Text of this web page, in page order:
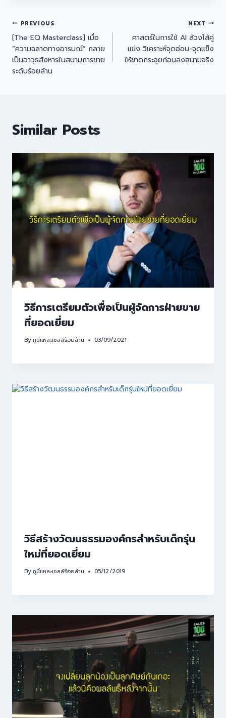
PREVIOUS
[The EQ Masterclass] เมื่อ
“ความฉลาดทางอารมณ์” กลาย
เป็นอาวุธสังหารในสนามการขาย
ระดับร้อยล้าน
NEXT
ศาสตร์ในการใช้ AI ล้วงไส้คู่
แข่ง วิเคราะห์จุดอ่อน-จุดแข็ง
ให้ขาดกระจุยก่อนลงสนามจริง
Similar Posts
วิธีการเตรียมตัวเพื่อเป็นผู้จัดการฝ่ายขาย
ที่ยอดเยี่ยม
Byกูนี่แหละเซลล์ร้อยล้าน 03/09/2021
วิธีสร้างวัฒนธรรมองค์กรสำหรับเด็กรุ่น
ใหม่ที่ยอดเยี่ยม
Byกูนี่แหละเซลล์ร้อยล้าน 05/12/2019